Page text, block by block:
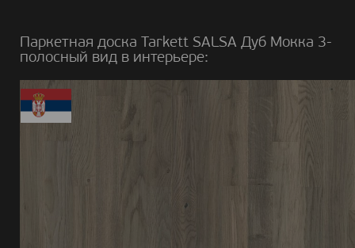
Паркетная доска Tarkett SALSA Дуб Мокка 3-
полосный вид в интерьере: